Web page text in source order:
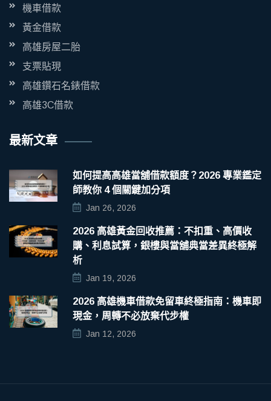
機車借款
黃金借款
高雄房屋二胎
支票貼現
高雄鑽石名錶借款
高雄3C借款
最新文章
如何提高高雄當舖借款額度？2026 專業鑑定
師教你 4 個關鍵加分項
Jan 26, 2026
2026 高雄黃金回收推薦：不扣重、高價收
購、利息試算，銀樓與當舖典當差異終極解
析
Jan 19, 2026
2026 高雄機車借款免留車終極指南：機車即
現金，周轉不必放棄代步權
Jan 12, 2026